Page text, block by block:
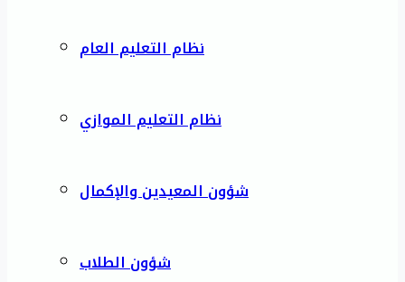
نظام التعليم العام
نظام التعليم الموازي
شؤون المعيدين والإكمال
شؤون الطلاب